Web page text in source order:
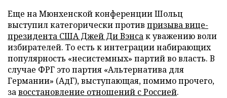
Еще на Мюнхенской конференции Шольц
выступил категорически против призыва вице-
президента США Джей Ди Вэнсак уважению воли
избирателей. То есть к интеграции набирающих
популярность «несистемных» партий во власть. В
случае ФРГ это партия «Альтернатива для
Германии» (АдГ), выступающая, помимо прочего,
завосстановление отношений с Россией.